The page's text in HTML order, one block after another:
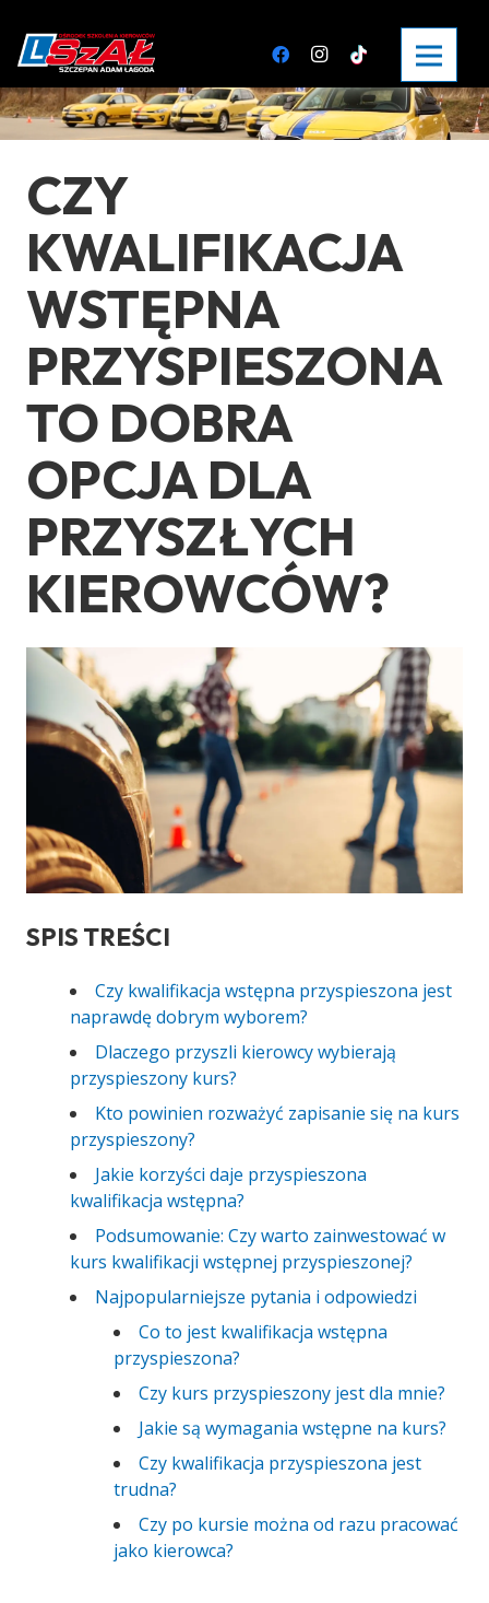
CZY
KWALIFIKACJA
WSTĘPNA
PRZYSPIESZONA
TO DOBRA
OPCJA DLA
PRZYSZŁYCH
KIEROWCÓW?
SPIS TREŚCI
Czy kwalifikacja wstępna przyspieszona jest
naprawdę dobrym wyborem?
Dlaczego przyszli kierowcy wybierają
przyspieszony kurs?
Kto powinien rozważyć zapisanie się na kurs
przyspieszony?
Jakie korzyści daje przyspieszona
kwalifikacja wstępna?
Podsumowanie: Czy warto zainwestować w
kurs kwalifikacji wstępnej przyspieszonej?
Najpopularniejsze pytania i odpowiedzi
Co to jest kwalifikacja wstępna
przyspieszona?
Czy kurs przyspieszony jest dla mnie?
Jakie są wymagania wstępne na kurs?
Czy kwalifikacja przyspieszona jest
trudna?
Czy po kursie można od razu pracować
jako kierowca?